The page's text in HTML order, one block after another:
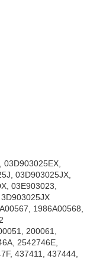
03D903025JX,
03E903023,
1986A00568,
200061,
2542746E,
437411, 437444,